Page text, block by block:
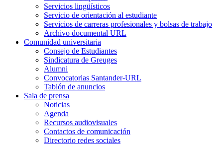
Servicios lingüísticos
Servicio de orientación al estudiante
Servicios de carreras profesionales y bolsas de trabajo
Archivo documental URL
Comunidad universitaria
Consejo de Estudiantes
Sindicatura de Greuges
Alumni
Convocatorias Santander-URL
Tablón de anuncios
Sala de prensa
Noticias
Agenda
Recursos audiovisuales
Contactos de comunicación
Directorio redes sociales